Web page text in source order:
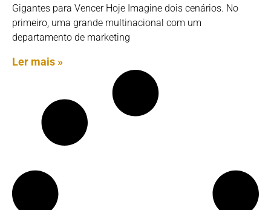
Gigantes para Vencer Hoje Imagine dois cenários. No
primeiro, uma grande multinacional com um
departamento de marketing
Ler mais »